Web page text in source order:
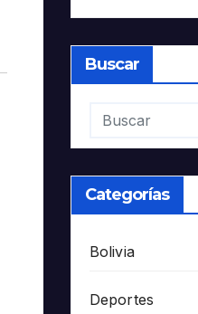
Buscar
Categorías
Bolivia
Deportes